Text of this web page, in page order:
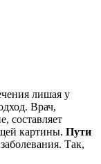
лишая у
Врач,
составляет
картины. Пути
Так,